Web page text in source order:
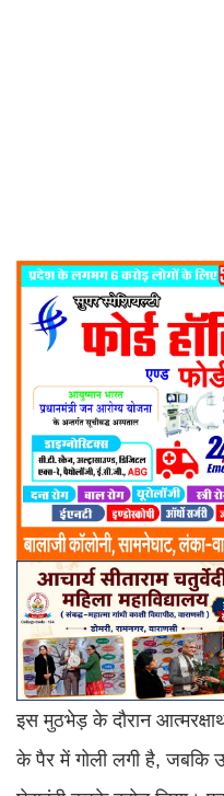
इस मुठभेड़ के दौरान
के पैर में गोली लगी है, जबकि